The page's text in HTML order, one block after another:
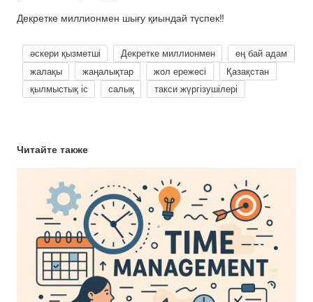
Декретке миллионмен шығу қиындай түспек‼️
әскери қызметші Декретке миллионмен
ең бай адам
жалақы
жаңалықтар жол ережесі
Қазақстан
қылмыстық іс
салық такси жүргізушілері
Читайте также